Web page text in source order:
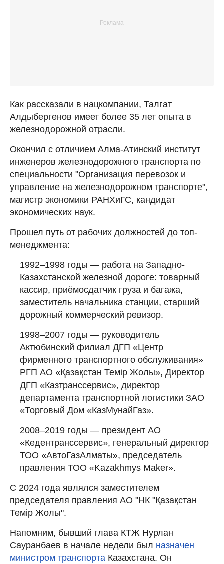
Как рассказали в нацкомпании, Талгат
Алдыбергенов имеет более 35 лет опыта в
железнодорожной отрасли.
Окончил с отличием Алма-Атинский институт
инженеров железнодорожного транспорта по
специальности "Организация перевозок и
управление на железнодорожном транспорте",
магистр экономики РАНХиГС, кандидат
экономических наук.
Прошел путь от рабочих должностей до топ-
менеджмента:
1992–1998 годы — работа на Западно-
Казахстанской железной дороге: товарный
кассир, приёмосдатчик груза и багажа,
заместитель начальника станции, старший
дорожный коммерческий ревизор.
1998–2007 годы — руководитель
Актюбинский филиал ДГП «Центр
фирменного транспортного обслуживания»
РГП АО «Қазақстан Темір Жолы», Директор
ДГП «Казтранссервис», директор
департамента транспортной логистики ЗАО
«Торговый Дом «КазМунайГаз».
2008–2019 годы — президент АО
«Кедентранссервис», генеральный директор
ТОО «АвтоГазАлматы», председатель
правления ТОО «Kazakhmys Maker».
С 2024 года являлся заместителем
председателя правления АО "НК "Қазақстан
Темір Жолы".
Напомним, бывший глава КТЖ Нурлан
Сауранбаев в начале недели был назначен
министром транспорта Казахстана. Он